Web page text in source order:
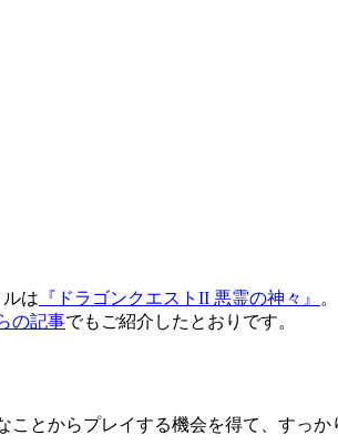
は 『ドラゴンクエストII 悪霊の神々』
の記事でもご紹介したとおりです。
とからプレイする機会を得て、すっ